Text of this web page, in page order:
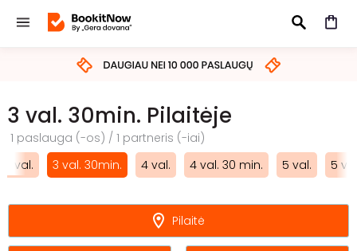
IEŠKOTI
3 val. 30min. Pilaitėje
1 paslauga (-os) / 1 partneris (-iai)
3 val.
3 val. 30min. 4 val. 4 val. 30 min. 5 val. 5
Pilaitė